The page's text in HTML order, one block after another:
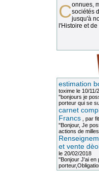
Connues, méconnues, ou inconnues, lessociétés
jusqu'à
l'Histoire et
estimation
toximele 10/11/
"bonjours je
porteur qui se
carnet
Francs, par
"Bonjour, Je
actions de
et vente
le 20/02/2018
"Bonjour J'ai en